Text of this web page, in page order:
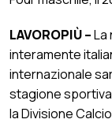
LAVOROPIÙ –La
interamente
internazionale
stagione sportiva
la Divisione